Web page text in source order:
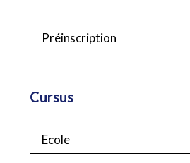
Préinscription
Cursus
Ecole